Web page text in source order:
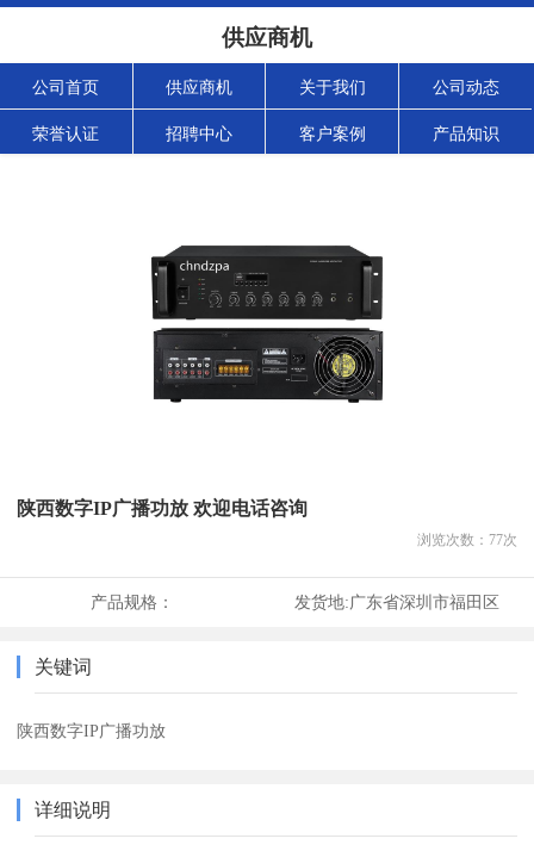
供应商机
公司首页 供应商机 关于我们 公司动态
荣誉认证 招聘中心 客户案例 产品知识
陕西数字IP广播功放 欢迎电话咨询
浏览次数： 77次
产品规格： 发货地:广东省深圳市福田区
关键词
陕西数字IP广播功放
详细说明